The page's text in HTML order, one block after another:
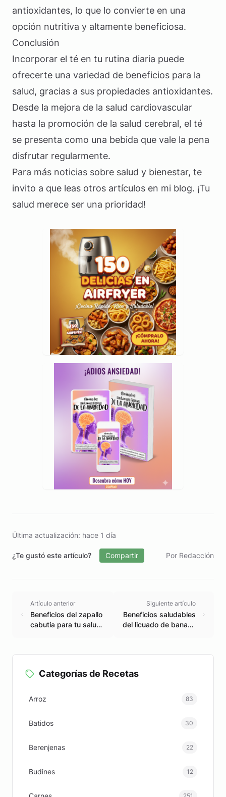
antioxidantes, lo que lo convierte en una
opción nutritiva y altamente beneficiosa.
Conclusión
Incorporar el té en tu rutina diaria puede
ofrecerte una variedad de beneficios para la
salud, gracias a sus propiedades antioxidantes.
Desde la mejora de la salud cardiovascular
hasta la promoción de la salud cerebral, el té
se presenta como una bebida que vale la pena
disfrutar regularmente.
Para más noticias sobre salud y bienestar, te
invito a que leas otros artículos en mi blog. ¡Tu
salud merece ser una prioridad!
Última actualización: hace 1 día
¿Te gustó este artículo? Compartir Por Redacción
Artículo anterior
Beneficios del zapallo
cabutia para tu salud
Siguiente artículo
Beneficios saludables
del licuado de banana
Categorías de Recetas
Arroz 83
Batidos 30
Berenjenas 22
Budines 12